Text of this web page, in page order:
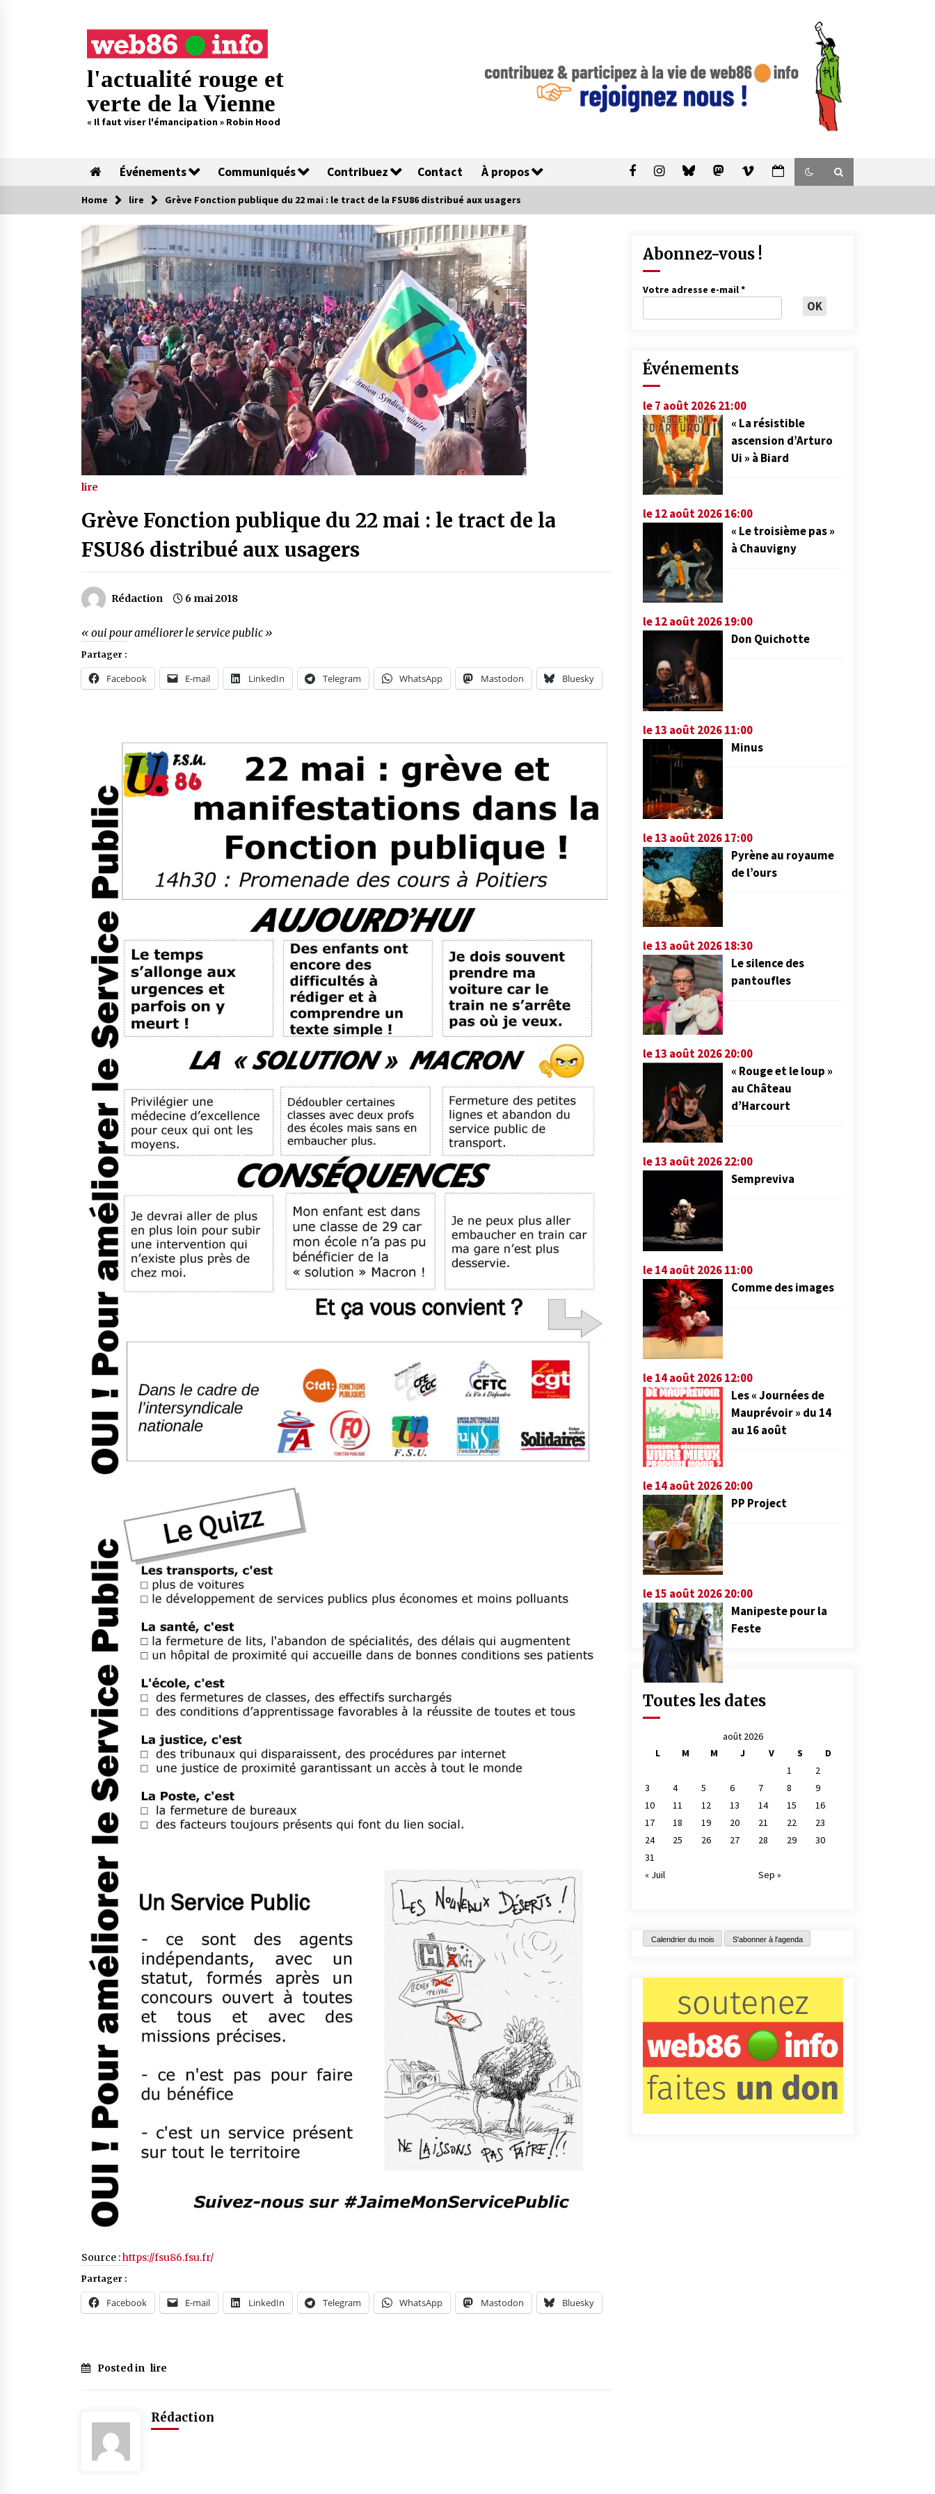
l'actualité rouge et
verte de la Vienne
« Il faut viser l'émancipation » Robin Hood
Événements Communiqués Contribuez Contact À propos
Home lire Grève Fonction publique du 22 mai : le tract de la FSU86 distribué aux usagers
lire
Grève Fonction publique du 22 mai : le tract de la
FSU86 distribué aux usagers
Rédaction 6 mai 2018
« oui pour améliorer le service public »
Partager :
Facebook E-mail LinkedIn Telegram WhatsApp Mastodon Bluesky
Source :https://fsu86.fsu.fr/
Partager :
Facebook E-mail LinkedIn Telegram WhatsApp Mastodon Bluesky
Posted in lire
Rédaction
Abonnez-vous !
Votre adresse e-mail*
Événements
le 7 août 2026 21:00
« La résistible
ascension d’Arturo
Ui » à Biard
le 12 août 2026 16:00
« Le troisième pas »
à Chauvigny
le 12 août 2026 19:00
Don Quichotte
le 13 août 2026 11:00
Minus
le 13 août 2026 17:00
Pyrène au royaume
de l’ours
le 13 août 2026 18:30
Le silence des
pantoufles
le 13 août 2026 20:00
« Rouge et le loup »
au Château
d’Harcourt
le 13 août 2026 22:00
Sempreviva
le 14 août 2026 11:00
Comme des images
le 14 août 2026 12:00
Les « Journées de
Mauprévoir » du 14
au 16 août
le 14 août 2026 20:00
PP Project
le 15 août 2026 20:00
Manipeste pour la
Feste
Toutes les dates
août 2026
L
M M J V S
D
1
2
3
4 5 6 7 8
9
10
11 12 13 14 15
16
17
18 19 20 21 22
23
24
25 26 27 28 29
30
31
« Juil
Sep »
Calendrier du mois S'abonner à l'agenda